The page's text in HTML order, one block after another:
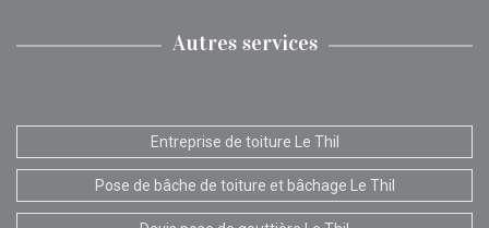
Autres services
Entreprise de toiture Le Thil
Pose de bâche de toiture et bâchage Le Thil